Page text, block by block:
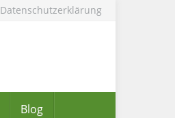
Datenschutzerklärung
Blog